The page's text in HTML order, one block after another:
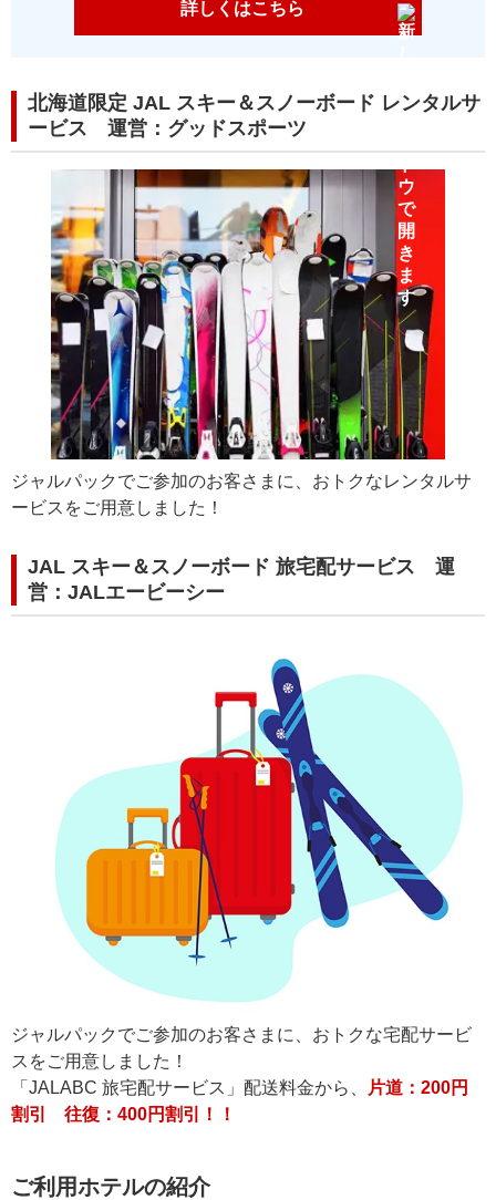
詳しくはこちら
北海道限定 JAL スキー＆スノーボード レンタルサ
ービス 運営：グッドスポーツ
ジャルパックでご参加のお客さまに、おトクなレンタルサ
ービスをご用意しました！
JAL スキー＆スノーボード 旅宅配サービス 運
営：JALエービーシー
ジャルパックでご参加のお客さまに、おトクな宅配サービ
スをご用意しました！
「JALABC 旅宅配サービス」配送料金から、
片道：200円
割引 往復：400円割引！！
ご利用ホテルの紹介